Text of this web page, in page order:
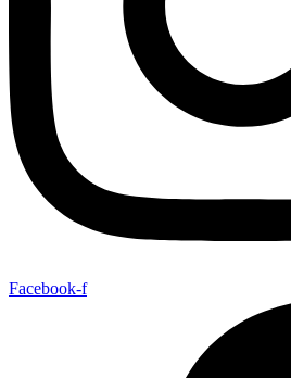
Facebook-f